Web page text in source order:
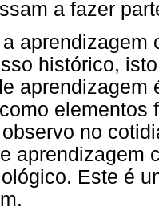
a fazer
histórico,
aprendizagem
elementos
no
aprendizagem
Este é